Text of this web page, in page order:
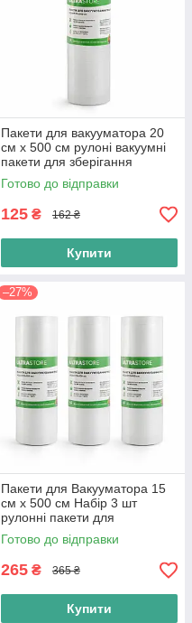
Пакети для вакууматора 20
см х 500 см рулоні вакуумні
пакети для зберігання
продуктів і їжі
Готово до відправки
125 ₴ 162 ₴
Купити
–27%
Пакети для Вакууматора 15
см х 500 см Набір 3 шт
рулонні пакети для
зберігання їжі
Готово до відправки
265 ₴ 365 ₴
Купити